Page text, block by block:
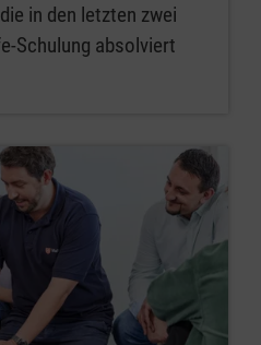
in den letzten zwei
Schulung absolviert